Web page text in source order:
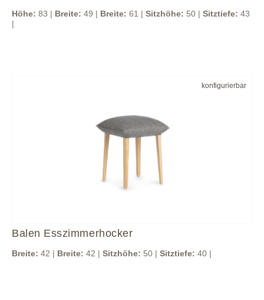
Höhe: 83 | Breite: 49 | Breite: 61 | Sitzhöhe: 50 | Sitztiefe: 43
|
konfigurierbar
Balen Esszimmerhocker
Breite: 42 | Breite: 42 | Sitzhöhe: 50 | Sitztiefe: 40 |